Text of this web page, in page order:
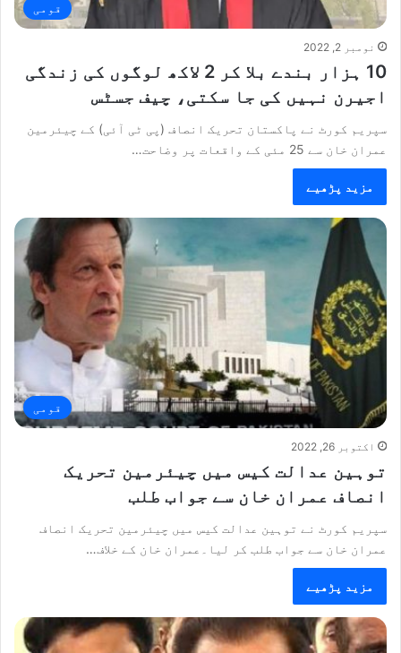
قومی
نومبر 2, 2022
10 ہزار بندے بلا کر 2 لاکھ لوگوں کی زندگی
اجیرن نہیں کی جا سکتی، چیف جسٹس
سپریم کورٹ نے پاکستان تحریک انصاف (پی ٹی آئی) کے چیئرمین
عمران خان سے 25 مئی کے واقعات پر وضاحت…
مزید پڑھیے
قومی
اکتوبر 26, 2022
توہین عدالت کیس میں چیئرمین تحریک
انصاف عمران خان سے جواب طلب
سپریم کورٹ نے توہین عدالت کیس میں چیئرمین تحریک انصاف
عمران خان سے جواب طلب کر لیا۔عمران خان کے خلاف…
مزید پڑھیے